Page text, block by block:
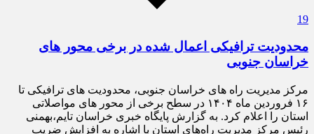
19
محدودیت ترافیکی اعمال شده در برخی محور های
خراسان جنوبی
مرکز مدیریت راه های خراسان جنوبی، محدودیت های ترافیکی تا
۱۶ فروردین ماه ۱۴۰۴ در سطح برخی از محور های مواصلاتی
استان را اعلام کرد. به گزارش پایگاه خبری خراسان تایم،بهمنی
رئیس مرکز مدیریت راه‌های استان با اشاره به افزایش ضریب